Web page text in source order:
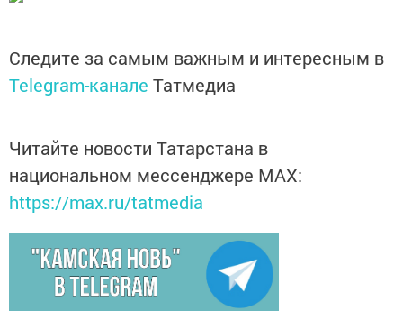
Следите за самым важным и интересным в
Telegram-канале Татмедиа
Читайте новости Татарстана в
национальном мессенджере MАХ:
https://max.ru/tatmedia